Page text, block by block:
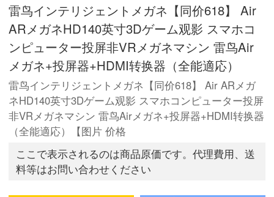
雷鸟インテリジェントメガネ【同价618】 Air
ARメガネHD140英寸3Dゲーム观影 スマホコ
ンピューター投屏非VRメガネマシン 雷鸟Air
メガネ+投屏器+HDMI转换器（全能適応）
雷鸟インテリジェントメガネ【同价618】 Air ARメガ
ネHD140英寸3Dゲーム观影 スマホコンピューター投屏
非VRメガネマシン 雷鸟Airメガネ+投屏器+HDMI转换器
（全能適応）【图片 价格
ここで表示されるのは商品原価です。代理費用、送
料等はお問い合わせください